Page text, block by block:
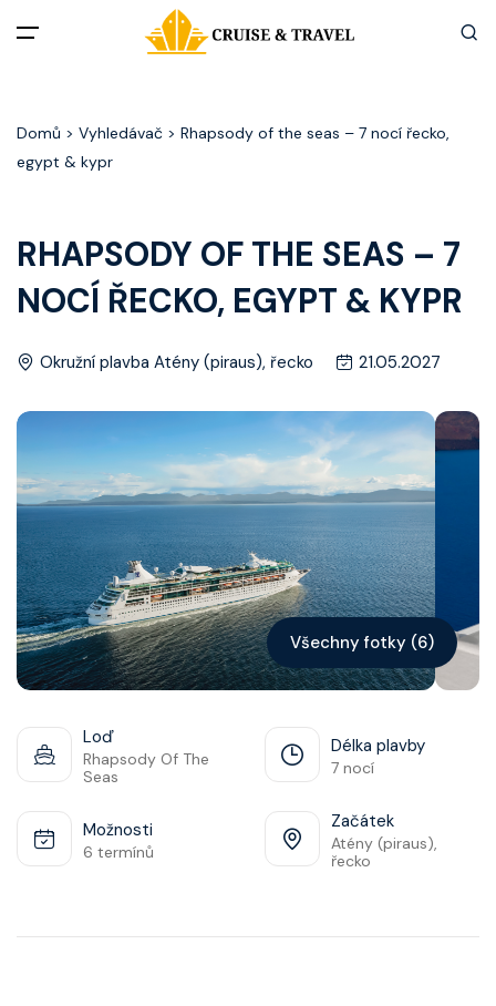
Akční nabídky
Zážitky z plaveb
Články
Kontakt
Vyhledat plavbu
Domů > Vyhledávač > Rhapsody of the seas – 7 nocí řecko,
egypt & kypr
RHAPSODY OF THE SEAS – 7
NOCÍ ŘECKO, EGYPT & KYPR
Okružní plavba Atény (piraus), řecko 21.05.2027
Všechny fotky (6)
Loď
Rhapsody Of The
Seas
Délka plavby
7 nocí
Možnosti
6 termínů
Začátek
Atény (piraus),
řecko